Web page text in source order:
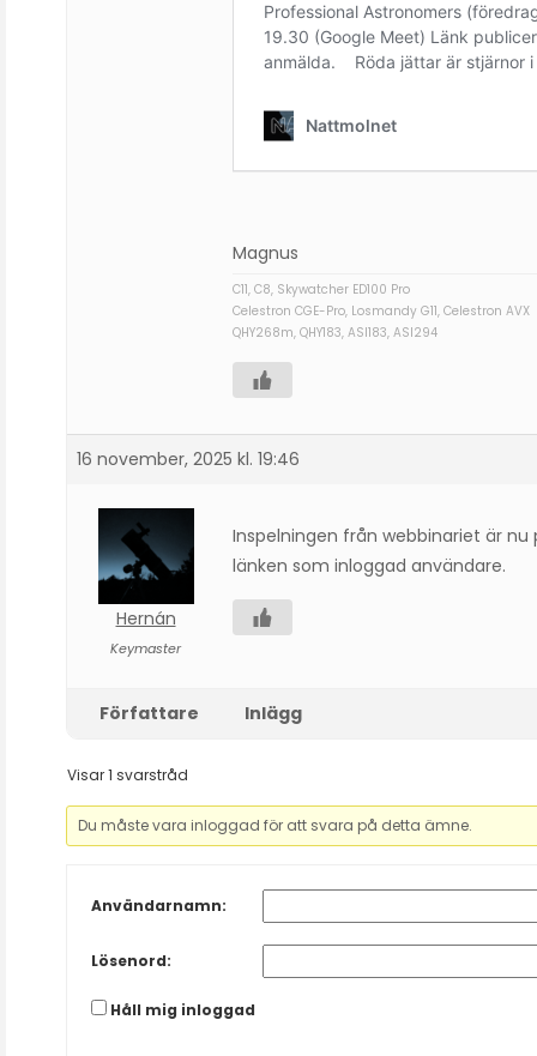
Magnus
C11, C8, Skywatcher ED100 Pro
Celestron CGE-Pro, Losmandy G11, Celestron AVX
QHY268m, QHY183, ASI183, ASI294
16 november, 2025 kl. 19:46
Hernán
Keymaster
Inspelningen från webbinariet är nu
länken som inloggad användare.
Författare Inlägg
Visar 1 svarstråd
Du måste vara inloggad för att svara på detta ämne.
Användarnamn:
Lösenord:
Håll mig inloggad